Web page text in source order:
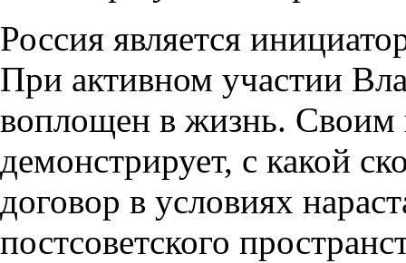
Россия является
При активном участии
воплощен в жизнь. Своим
демонстрирует, с какой
договор в условиях
постсоветского